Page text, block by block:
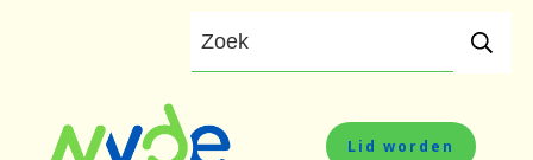
Lid worden